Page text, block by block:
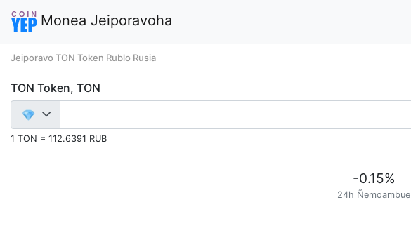
Monea Jeiporavoha
Jeiporavo TON Token Rublo Rusia
TON Token, TON
1 TON = 112.6391 RUB
-0.15%
24h Ñemoambue